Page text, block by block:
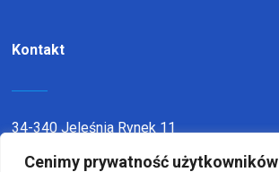
Cenimy prywatność użytkowników
Kontakt
34-340 Jeleśnia Rynek 11
telefon:338636116